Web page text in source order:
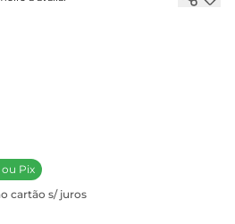
Pix
cartão s/ juros